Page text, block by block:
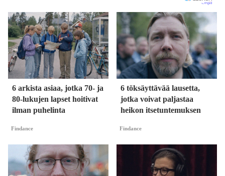
6 arkista asiaa, jotka 70- ja
80-lukujen lapset hoitivat
ilman puhelinta
Findance
6 töksäyttävää lausetta,
jotka voivat paljastaa
heikon itsetuntemuksen
Findance